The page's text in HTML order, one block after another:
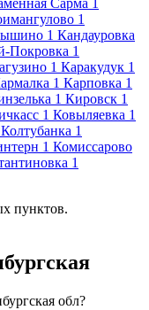
1
1 Кандауровка
Покровка 1
1 Каракудук 1
1 Карповка 1
1 Кировск 1
1 Ковыляевка 1
Колтубанка 1
1 Комиссарово
1
пунктов.
обл?